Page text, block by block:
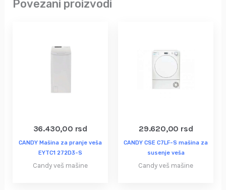
Povezani proizvodi
36.430,00 rsd
CANDY Mašina za pranje veša
EYTC1 272D3-S
Candy veš mašine
29.620,00 rsd
CANDY CSE C7LF-S mašina za
susenje veša
Candy veš mašine